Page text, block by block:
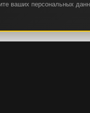
ваших персональных